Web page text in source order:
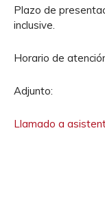
Plazo de
inclusive.
Horario de
Adjunto:
Llamado a